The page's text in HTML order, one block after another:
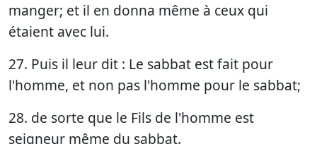
manger; et il en donna même à ceux qui
étaient avec lui.
27. Puis il leur dit : Le sabbat est fait pour
l'homme, et non pas l'homme pour le sabbat;
28. de sorte que le Fils de l'homme est
seigneur même du sabbat.